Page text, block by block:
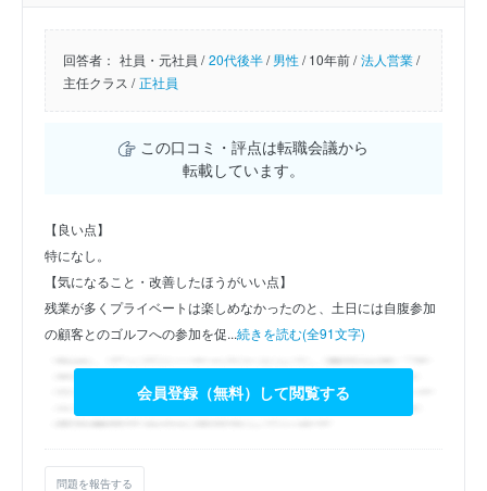
回答者： 社員・元社員 / 20代後半/男性/10年前 / 法人営業/
主任クラス / 正社員
この口コミ・評点は転職会議から
転載しています。
【良い点】
特になし。
【気になること・改善したほうがいい点】
残業が多くプライベートは楽しめなかったのと、土日には自腹参加
の顧客とのゴルフへの参加を促...続きを読む(全91文字)
会員登録（無料）して閲覧する
問題を報告する